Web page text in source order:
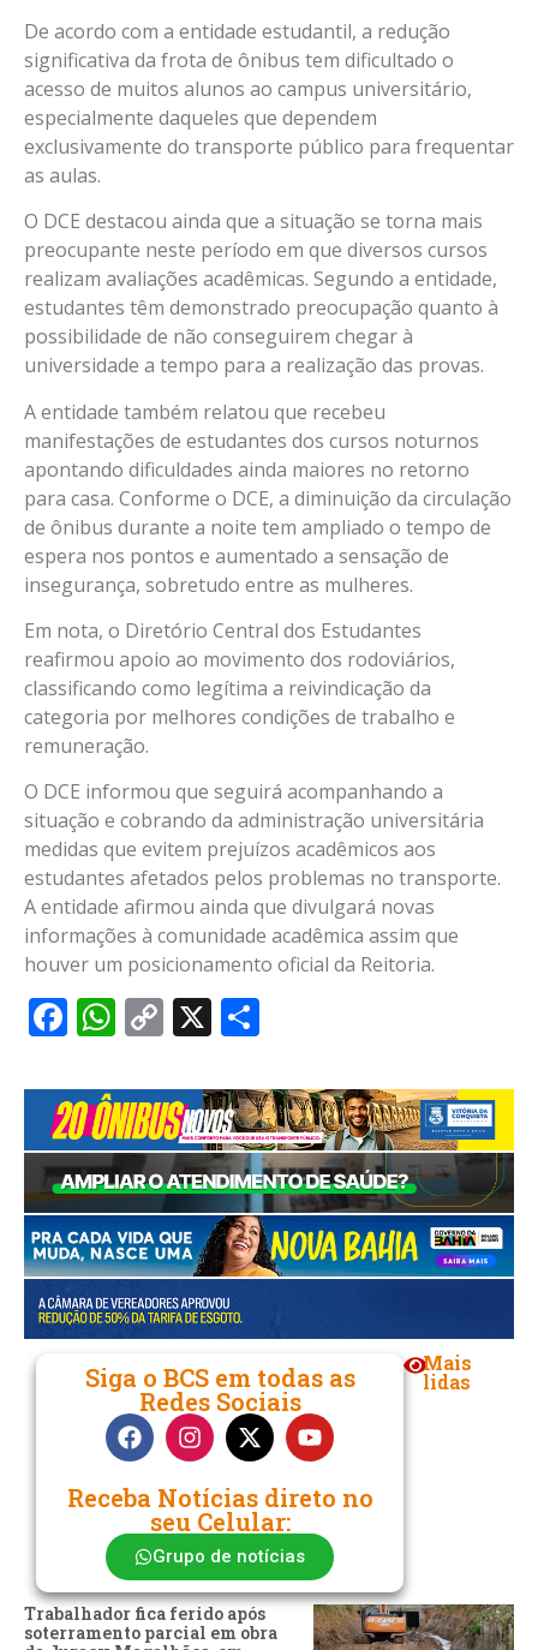
De acordo com a entidade estudantil, a redução
significativa da frota de ônibus tem dificultado o
acesso de muitos alunos ao campus universitário,
especialmente daqueles que dependem
exclusivamente do transporte público para frequentar
as aulas.
O DCE destacou ainda que a situação se torna mais
preocupante neste período em que diversos cursos
realizam avaliações acadêmicas. Segundo a entidade,
estudantes têm demonstrado preocupação quanto à
possibilidade de não conseguirem chegar à
universidade a tempo para a realização das provas.
A entidade também relatou que recebeu
manifestações de estudantes dos cursos noturnos
apontando dificuldades ainda maiores no retorno
para casa. Conforme o DCE, a diminuição da circulação
de ônibus durante a noite tem ampliado o tempo de
espera nos pontos e aumentado a sensação de
insegurança, sobretudo entre as mulheres.
Em nota, o Diretório Central dos Estudantes
reafirmou apoio ao movimento dos rodoviários,
classificando como legítima a reivindicação da
categoria por melhores condições de trabalho e
remuneração.
O DCE informou que seguirá acompanhando a
situação e cobrando da administração universitária
medidas que evitem prejuízos acadêmicos aos
estudantes afetados pelos problemas no transporte.
A entidade afirmou ainda que divulgará novas
informações à comunidade acadêmica assim que
houver um posicionamento oficial da Reitoria.
Facebook
WhatsApp
Copy
X
Siga o BCS em todas as
Redes Sociais
Receba Notícias direto no
seu Celular:
Grupo de notícias
Mais
lidas
Trabalhador fica ferido após
soterramento parcial em obra